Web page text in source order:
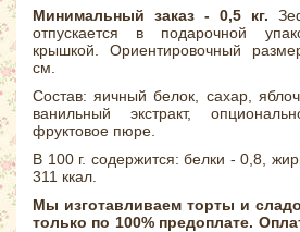
Минимальный заказ - 0,5 кг.
отпускается в подарочной
крышкой. Ориентировочный
см.
Состав: яичный белок, сахар,
ванильный экстракт,
фруктовое пюре.
В 100 г. содержится: белки - 0,8,
311 ккал.
Мы изготавливаем торты и
только по 100% предоплате.